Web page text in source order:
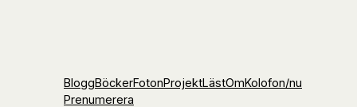
BloggBöckerFotonProjektLästOmKolofon/nu
Prenumerera